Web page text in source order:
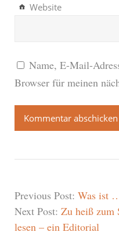
Website
Name, E-Mail-
Browser für meinen
Previous Post: Was ist
Next Post: Zu heiß zum
lesen – ein Editorial